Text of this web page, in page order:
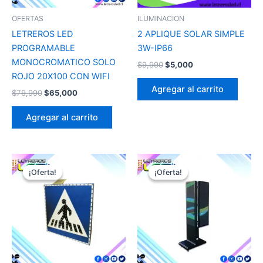
OFERTAS
LETREROS LED
PROGRAMABLE
MONOCROMATICO SOLO
ROJO 20X100 CON WIFI
$79,990$65,000
Agregar al carrito
ILUMINACION
2 APLIQUE SOLAR SIMPLE
3W-IP66
$9,990$5,000
Agregar al carrito
¡Oferta!
¡Oferta!
El
precio
original
era:
$400,000.
El
precio
es:
$350,000.
¡Oferta!
¡Oferta!
El
precio
original
era:
$750,000.
El
precio